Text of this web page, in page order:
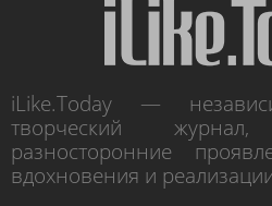
iLike.Today —
творческий журнал,
разносторонние
вдохновения и